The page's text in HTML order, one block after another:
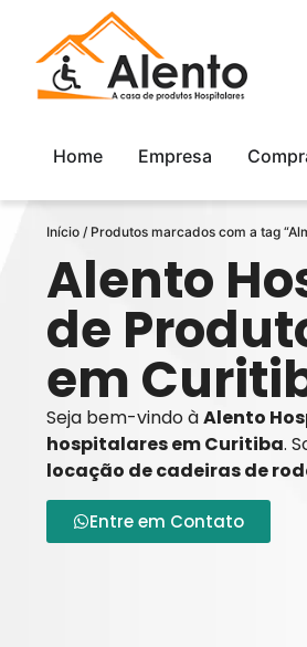
Home Empresa
Início / Produtos marcados com a tag
Alento
de
em
Seja bem-vindo àAlento
hospitalares em Curitiba.
locação de cadeiras de
Entre em Contato